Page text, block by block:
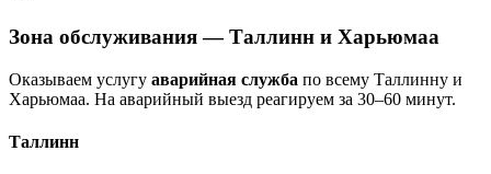
Зона обслуживания — Таллинн и Харьюмаа
Оказываем услугу аварийная служба по всему Таллинну и
Харьюмаа. На аварийный выезд реагируем за 30–60 минут.
Таллинн